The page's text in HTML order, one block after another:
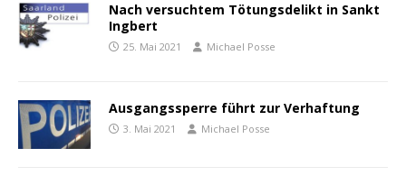
Nach versuchtem Tötungsdelikt in Sankt
Ingbert
25. Mai 2021 Michael Posse
Ausgangssperre führt zur Verhaftung
3. Mai 2021 Michael Posse